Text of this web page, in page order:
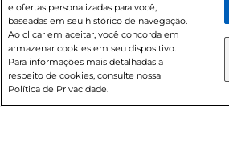
Caso queira comprar online, informe
suas compras:
Entrega em casa
© 2026 Copyright. Todos
reservados
e ofertas personalizadas para você,
baseadas em seu histórico de navegação.
Ao clicar em aceitar, você concorda em
armazenar cookies em seu dispositivo.
Para informações mais detalhadas a
respeito de cookies, consulte nossa
Política de Privacidade.